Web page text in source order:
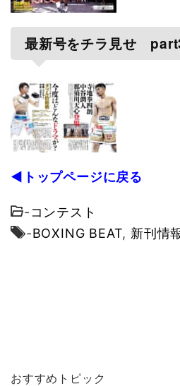
最新号をチラ見せ
◀トップページに戻る
-コンテスト
-BOXING BEAT, 新刊情
おすすめトピック